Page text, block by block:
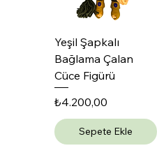
Yeşil Şapkalı
Bağlama Çalan
Cüce Figürü
Fiyat
₺4.200,00
Sepete Ekle